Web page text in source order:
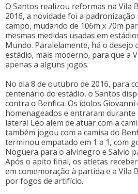
O Santos realizou reformas na Vila
2016, a novidade foi a padronização
campo, mudando de 106m x 70m
mesmas medidas usadas em
Mundo. Paralelamente, há o desejo
estádio, mais moderno, para que a
apenas a alguns jogos.
No dia 8 de outubro de 2016, para
centenário do estádio, o Santos
contra o Benfica. Os ídolos
homenageados e entraram durante
lateral Léo alem de atuar com a
também jogou com a camisa do
terminou empatado em 1 a 1, com
Noguera para o alvinegro e Salvio
Após o apito final, os atletas
em comemoração à partida e a Vila
por fogos de artifício.